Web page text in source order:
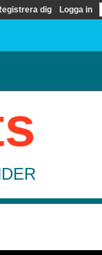
dig Logga in